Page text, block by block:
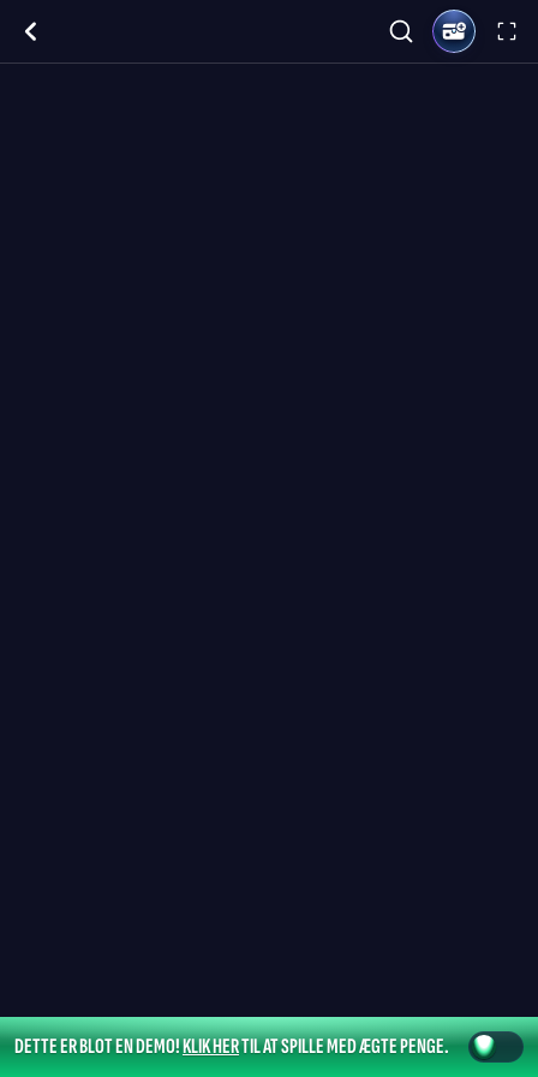
DETTE ER BLOT EN DEMO!KLIK HERTIL AT SPILLE MED ÆGTE PENGE.